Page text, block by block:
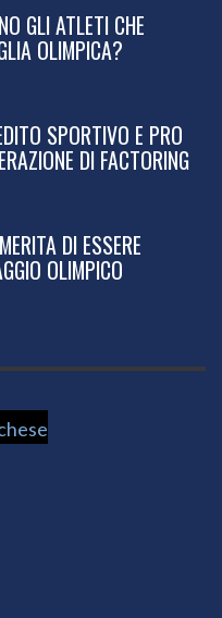
GLI ATLETI CHE
OLIMPICA?
SPORTIVO E PRO
DI FACTORING
DI ESSERE
OLIMPICO